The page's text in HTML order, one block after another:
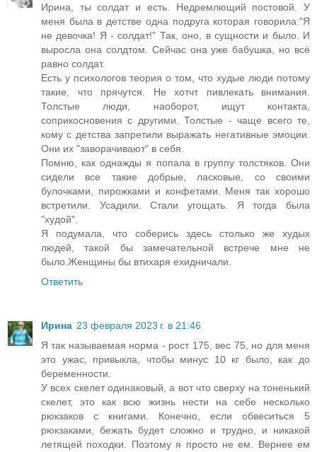
Ирина, ты солдат и есть. Недремлющий постовой. У
меня была в детстве одна подруга которая говорила:"Я
не девочка! Я - солдат!" Так, оно, в сущности и было. И
выросла она солдтом. Сейчас она уже бабушка, но всё
равно солдат.
Есть у психологов теория о том, что худые люди потому
такие, что прячутся. Не хотчт пивлекать внимания.
Толстые люди, наоборот, ищут контакта,
соприкосновения с другими. Толстые - чаще всего те,
кому с детства запретили выражать негативные эмоции.
Они их "заворачивают" в себя.
Помню, как однажды я попала в группу толстяков. Они
сидели все такие добрые, ласковые, со своими
булочками, пирожками и конфетами. Меня так хорошо
встретили. Усадили. Стали угощать. Я тогда была
"худой".
Я подумала, что соберись здесь столько же худых
людей, такой бы замечательной встрече мне не
было.Женщины бы втихаря ехидничали.
Ответить
Ирина 23 февраля 2023 г. в 21:46
Я так называемая норма - рост 175, вес 75, но для меня
это ужас, привыкла, чтобы минус 10 кг было, как до
беременности.
У всех скелет одинаковый, а вот что сверху на тоненький
скелет, это как всю жизнь нести на себе несколько
рюкзаков с книгами. Конечно, если обвеситься 5
рюкзаками, бежать будет сложно и трудно, и никакой
летящей походки. Поэтому я просто не ем. Вернее ем